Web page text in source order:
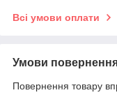
Всі умови оплати
Умови
Повернення товару